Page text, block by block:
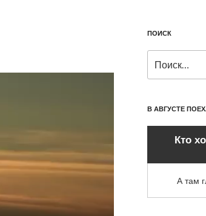
ПОИСК
В АВГУСТЕ
Кто
А там